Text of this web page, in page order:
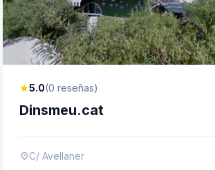
star5.0(0 reseñas)
Dinsmeu.cat
location_onC/ Avellaner